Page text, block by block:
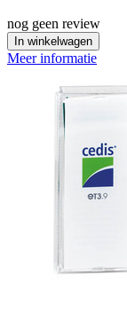
nog geen review
In winkelwagen
Meer informatie